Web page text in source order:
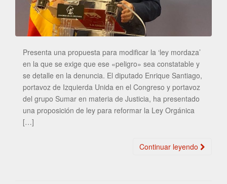
Presenta una propuesta para modificar la ‘ley mordaza’
en la que se exige que ese «peligro» sea constatable y
se detalle en la denuncia. El diputado Enrique Santiago,
portavoz de Izquierda Unida en el Congreso y portavoz
del grupo Sumar en materia de Justicia, ha presentado
una proposición de ley para reformar la Ley Orgánica
[…]
Continuar leyendo